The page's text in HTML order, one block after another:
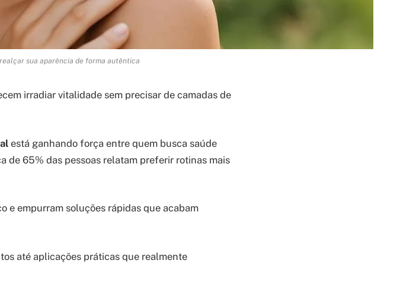
sua aparência de forma autêntica
irradiar vitalidade sem precisar de camadas de
está ganhando força entre quem busca saúde
de 65% das pessoas relatam preferir rotinas mais
e empurram soluções rápidas que acabam
até aplicações práticas que realmente